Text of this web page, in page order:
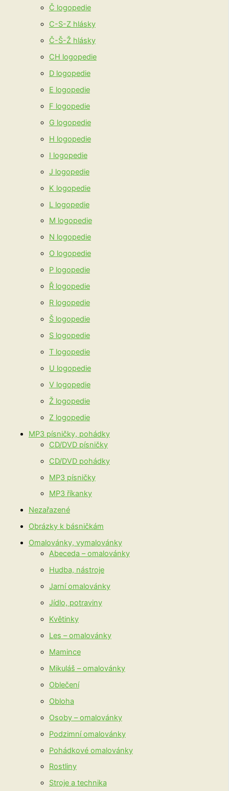
Č logopedie
C-S-Z hlásky
Č-Š-Ž hlásky
CH logopedie
D logopedie
E logopedie
F logopedie
G logopedie
H logopedie
I logopedie
J logopedie
K logopedie
L logopedie
M logopedie
N logopedie
O logopedie
P logopedie
Ř logopedie
R logopedie
Š logopedie
S logopedie
T logopedie
U logopedie
V logopedie
Ž logopedie
Z logopedie
MP3 písničky, pohádky
CD/DVD písničky
CD/DVD pohádky
MP3 písničky
MP3 říkanky
Nezařazené
Obrázky k básničkám
Omalovánky, vymalovánky
Abeceda – omalovánky
Hudba, nástroje
Jarní omalovánky
Jídlo, potraviny
Květinky
Les – omalovánky
Mamince
Mikuláš – omalovánky
Oblečení
Obloha
Osoby – omalovánky
Podzimní omalovánky
Pohádkové omalovánky
Rostliny
Stroje a technika